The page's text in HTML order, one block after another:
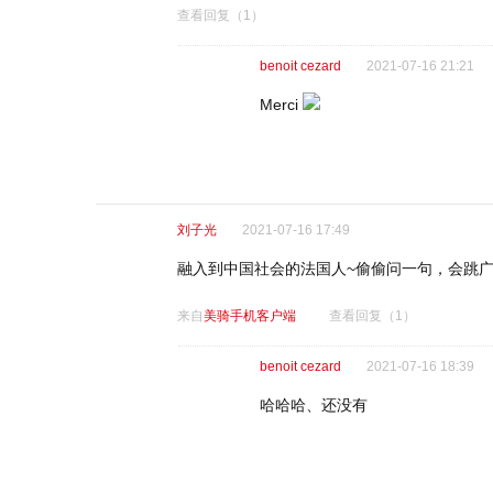
查看回复 （1）
benoit cezard 2021-07-16 21:21
Merci
刘子光 2021-07-16 17:49
融入到中国社会的法国人~偷偷问一句，会跳
来自美骑手机客户端 查看回复 （1）
benoit cezard 2021-07-16 18:39
哈哈哈、还没有